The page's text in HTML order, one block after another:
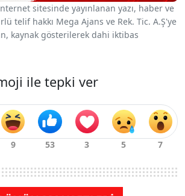
sitesinde yayınlanan yazı, haber ve
telif hakkı Mega Ajans ve Rek. Tic. A.Ş'ye
kaynak gösterilerek dahi iktibas
ile tepki ver